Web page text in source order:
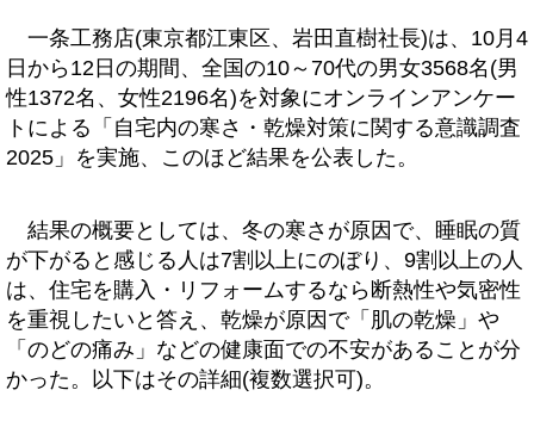
一条工務店(東京都江東区、岩田直樹社長)は、10月4
日から12日の期間、全国の10～70代の男女3568名(男
性1372名、女性2196名)を対象にオンラインアンケー
トによる「自宅内の寒さ・乾燥対策に関する意識調査
2025」を実施、このほど結果を公表した。
結果の概要としては、冬の寒さが原因で、睡眠の質
が下がると感じる人は7割以上にのぼり、9割以上の人
は、住宅を購入・リフォームするなら断熱性や気密性
を重視したいと答え、乾燥が原因で「肌の乾燥」や
「のどの痛み」などの健康面での不安があることが分
かった。以下はその詳細(複数選択可)。